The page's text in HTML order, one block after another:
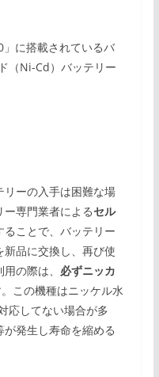
に搭載されているバ
（Ni-Cd）バッテリー
ーの入手は困難な場
専門業者によるセル
ることで、バッテリー
品に交換し、再び使
の際は、 必ずニッカ
この機種はニッケル水
応してない場合が多
発生し寿命を縮める